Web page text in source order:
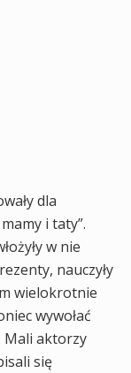
dla
i taty”.
w nie
nauczyły
wielokrotnie
wywołać
Mali aktorzy
się